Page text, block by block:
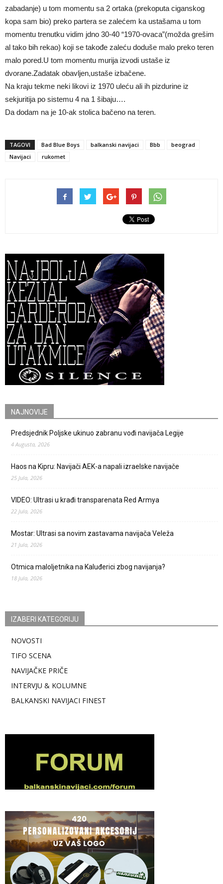
zabadanje) u tom momentu sa 2 ortaka (prekoputa ciganskog
kopa sam bio) preko partera se zalećem ka ustašama u tom
momentu trenutku vidim jdno 30-40 “1970-ovaca”(možda grešim
al tako bih rekao) koji se takođe zaleću doduše malo preko teren
malo pored.U tom momentu murija izvodi ustaše iz
dvorane.Zadatak obavljen,ustaše izbačene.
Na kraju tekme neki likovi iz 1970 uleću ali ih pizdurine iz
sekjuritija po sistemu 4 na 1 šibaju….
Da dodam na je 10-ak stolica bačeno na teren.
TAGOVI Bad Blue Boys balkanski navijaci Bbb
beograd
Navijaci
rukomet
NAJNOVIJE
Predsjednik Poljske ukinuo zabranu vođi navijača Legije
4 Augusta, 2026
Haos na Kipru: Navijači AEK-a napali izraelske navijače
25 Jula, 2026
VIDEO: Ultrasi u krađi transparenata Red Armya
22 Jula, 2026
Mostar: Ultrasi sa novim zastavama navijača Veleža
21 Jula, 2026
Otmica maloljetnika na Kaluđerici zbog navijanja?
18 Jula, 2026
IZABERI KATEGORIJU
NOVOSTI
TIFO SCENA
NAVIJAČKE PRIČE
INTERVJU & KOLUMNE
BALKANSKI NAVIJACI FINEST